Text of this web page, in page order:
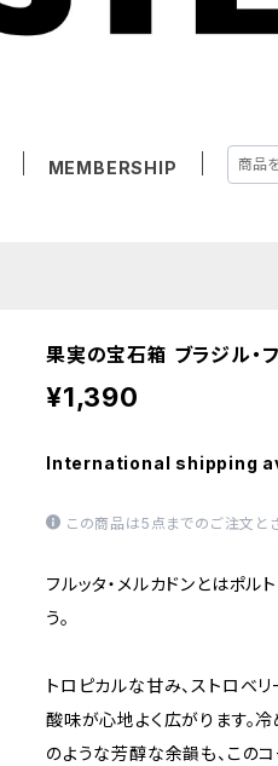
MEMBERSHIP
果実の宝石箱 ブラジル・
¥1,390
International shipping
この商品は5点までのご注文と
フルッタ・メルカドンとはポル
う。
トロピカルな甘み、ストロベ
酸味が心地よく広がります。
のような芳醇な余韻も、この